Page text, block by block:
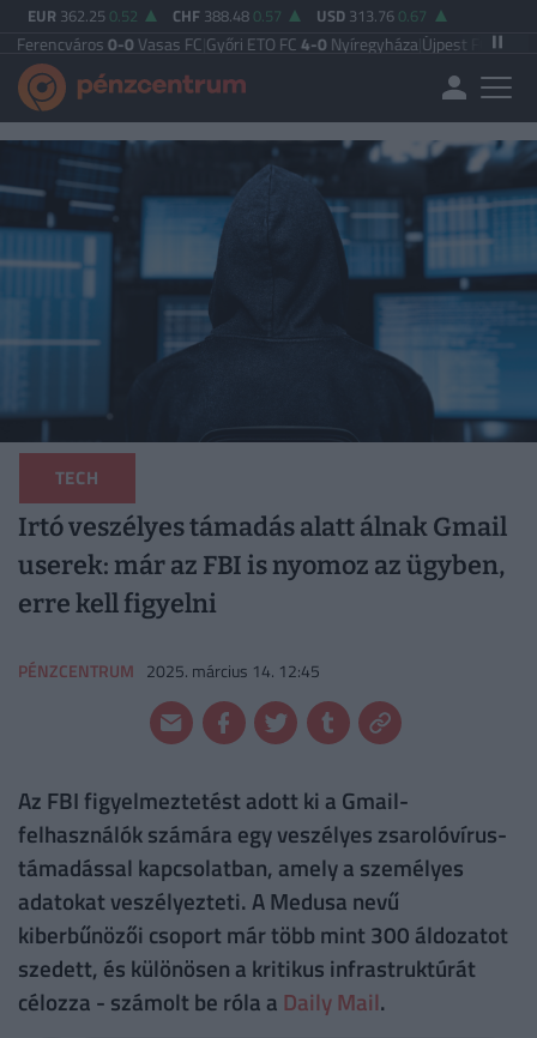
EUR 362.25 0.52 CHF 388.48 0.57 USD 313.76 0.67
0-0Vasas FC|Győri ETO FC4-0Nyíregyháza|Újpest FC4-2Debreceni
TECH
Irtó veszélyes támadás alatt álnak Gmail
userek: már az FBI is nyomoz az ügyben,
erre kell figyelni
PÉNZCENTRUM 2025. március 14. 12:45
Az FBI figyelmeztetést adott ki a Gmail-
felhasználók számára egy veszélyes zsarolóvírus-
támadással kapcsolatban, amely a személyes
adatokat veszélyezteti. A Medusa nevű
kiberbűnözői csoport már több mint 300 áldozatot
szedett, és különösen a kritikus infrastruktúrát
célozza - számolt be róla a Daily Mail.